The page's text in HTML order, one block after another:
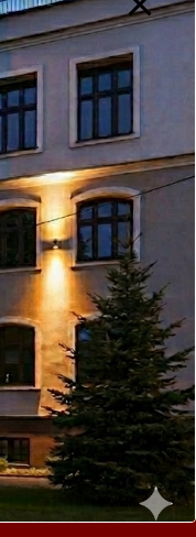
massa feugiat
mi. Curabitur ante
eu tortor gravida,
nisi
Nulla eget
tincidunt mattis
velit dui, quis
lectus enim quis augue.